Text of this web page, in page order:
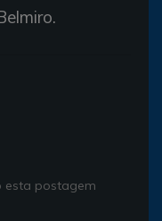
esta postagem